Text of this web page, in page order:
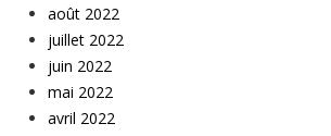
août 2022
juillet 2022
juin 2022
mai 2022
avril 2022